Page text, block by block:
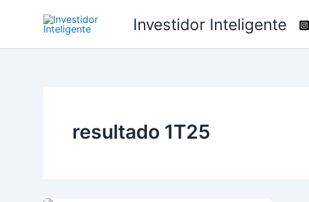
Investidor Inteligente
resultado 1T25